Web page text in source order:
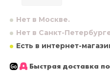
Нет в Москве.
Нет в Санкт-
Есть в интернет-
Быстрая доставка